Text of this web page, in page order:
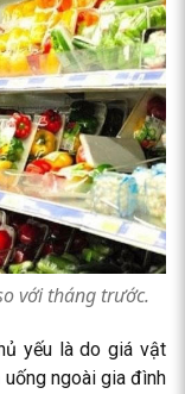
với tháng trước.
yếu là do giá vật
uống ngoài gia đình